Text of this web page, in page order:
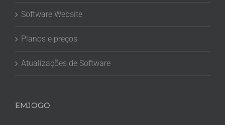
Software Website
Planos e preços
Atualizações de Software
EMJOGO